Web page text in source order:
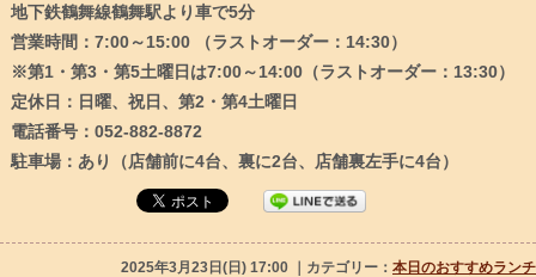
地下鉄鶴舞線鶴舞駅より車で5分
営業時間：7:00～15:00 （ラストオーダー：14:30）
※第1・第3・第5土曜日は7:00～14:00（ラストオーダー：13:30）
定休日：日曜、祝日、第2・第4土曜日
電話番号：052-882-8872
駐車場：あり（店舗前に4台、裏に2台、店舗裏左手に4台）
2025年3月23日(日) 17:00 ｜カテゴリー： 本日のおすすめランチ